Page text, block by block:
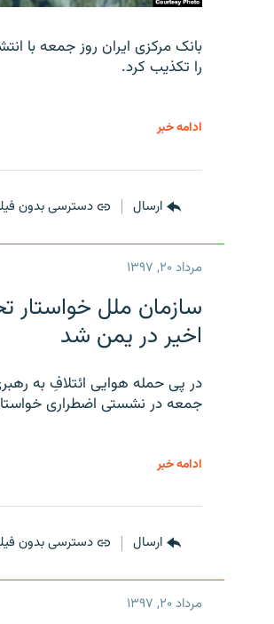
را تکذیب کرد.
ادامه خبر
ارسال دسترسی بدون
مرداد ۲۰, ۱۳۹۷
سازمان ملل خواستار
اخیر در یمن شد
در پی حمله هوایی ائتلافِ به
جمعه در نشستی اضطراری
ادامه خبر
ارسال دسترسی بدون
مرداد ۲۰, ۱۳۹۷